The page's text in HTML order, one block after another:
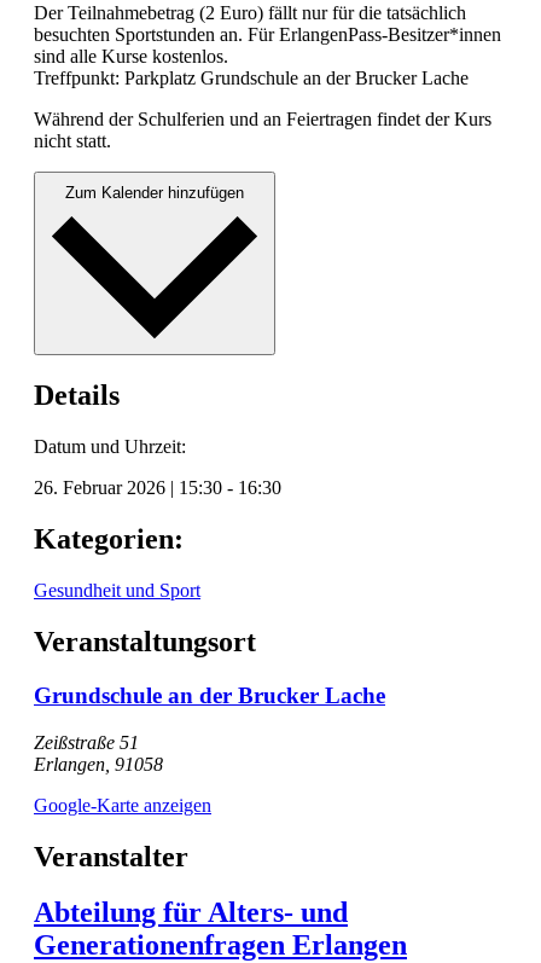
Der Teil­nah­me­be­trag (2 Euro) fällt nur für die tat­säch­lich
besucht­en Sport­stun­den an. Für ErlangenPass-Besitzer*innen
sind alle Kurse kosten­los.
Tre­ff­punkt: Park­platz Grund­schule an der Bruck­er Lache
Während der Schulfe­rien und an Feier­tra­gen find­et der Kurs
nicht statt.
Details
Datum und Uhrzeit:
26. Februar 2026 | 15:30 - 16:30
Kategorien:
Gesundheit und Sport
Veranstaltungsort
Grundschule an der Brucker Lache
Zeißstraße 51
Erlangen 91058
Google-Karte anzeigen
Veranstalter
Abteilung für Alters- und
Generationenfragen Erlangen